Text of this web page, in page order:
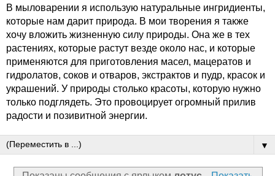
В мыловарении я использую натуральные ингридиенты,
которые нам дарит природа. В мои творения я также
хочу вложить жизненную силу природы. Она же в тех
растениях, которые растут везде около нас, и которые
применяются для приготовления масел, мацератов и
гидролатов, соков и отваров, экстрактов и пудр, красок и
украшений. У природы столько красоты, которую нужно
только подглядеть. Это провоцирует огромный прилив
радости и позивитной энергии.
▼